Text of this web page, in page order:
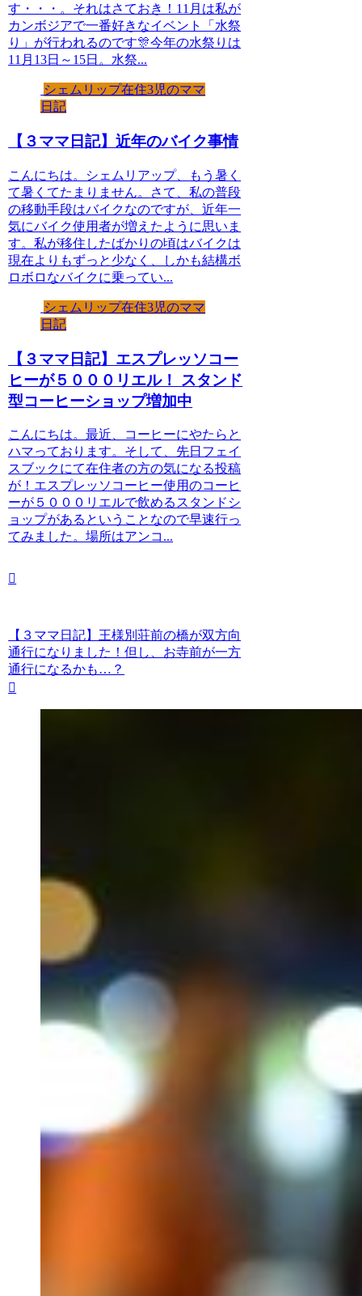
す・・・。それはさておき！11月は私が
カンボジアで一番好きなイベント「水祭
り」が行われるのです🎊今年の水祭りは
11月13日～15日。水祭...
シェムリップ在住3児のママ
日記
【３ママ日記】近年のバイク事情
こんにちは。シェムリアップ、もう暑く
て暑くてたまりません。さて、私の普段
の移動手段はバイクなのですが、近年一
気にバイク使用者が増えたように思いま
す。私が移住したばかりの頃はバイクは
現在よりもずっと少なく、しかも結構ボ
ロボロなバイクに乗ってい...
シェムリップ在住3児のママ
日記
【３ママ日記】エスプレッソコー
ヒーが５０００リエル！ スタンド
型コーヒーショップ増加中
こんにちは。最近、コーヒーにやたらと
ハマっております。そして、先日フェイ
スブックにて在住者の方の気になる投稿
が！エスプレッソコーヒー使用のコーヒ
ーが５０００リエルで飲めるスタンドシ
ョップがあるということなので早速行っ
てみました。場所はアンコ...
【３ママ日記】王様別荘前の橋が双方向
通行になりました！但し、お寺前が一方
通行になるかも…？